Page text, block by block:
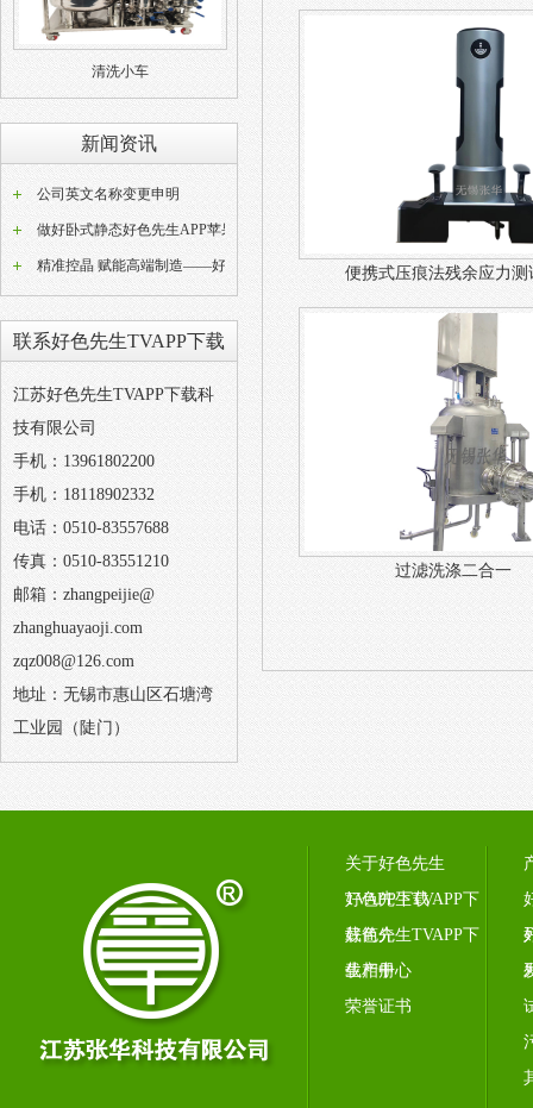
清洗小车
新闻资讯
公司英文名称变更申明
精准控晶 赋能高端制造——好色先生TVAPP下载W型动态好色先生APP苹果版设备技术解析
联系好色先生TVAPP下载
江苏好色先生TVAPP下载科
技有限公司
手机：13961802200
手机：18118902332
电话：0510-83557688
传真：0510-83551210
邮箱：zhangpeijie@
zhanghuayaoji.com
zqz008@126.com
地址：无锡市惠山区石塘湾
工业园（陡门）
便携式压痕法残余应力测
过滤洗涤二合一
关于好色先生
TVAPP下载
好色先生TVAPP下
载简介
好色先生TVAPP下
载相册
生产中心
荣誉证书